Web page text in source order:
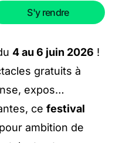
S'y rendre
4 au 6 juin 2026 !
gratuits à
expos…
ce festival
ambition de